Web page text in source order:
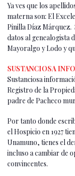
Ya ves que los
materna son: El
Pinilla Díaz Márquez.
datos al genealogista
Mayoralgo y Lodo y
SUSTANCIOSA
Sustanciosa
Registro de la
padre de Pacheco
Por tanto donde
el Hospicio en 1927
Unamuno, tienes el
incluso a cambiar de
convincentes.